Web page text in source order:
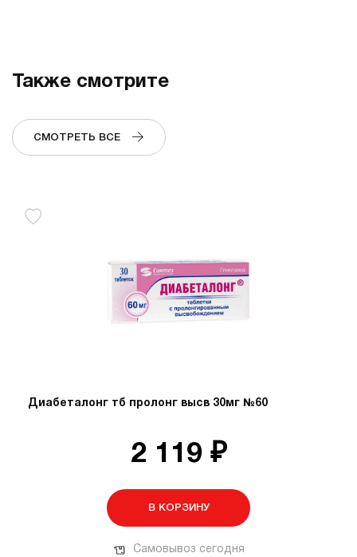
Также смотрите
СМОТРЕТЬ ВСЕ
Диабеталонг тб пролонг высв 30мг №60
2 119 ₽
В КОРЗИНУ
Самовывоз сегодня